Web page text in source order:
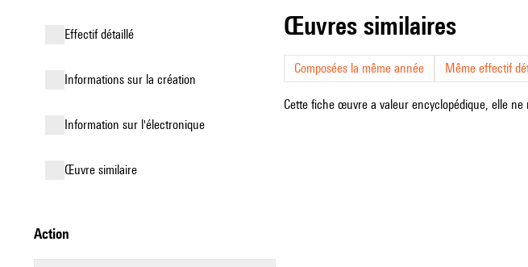
effectif détaillé
informations sur la création
Information sur l'électronique
œuvre similaire
action
œuvres similaires
Composées la même année Même effectif
Cette fiche œuvre a valeur encyclopédique, elle